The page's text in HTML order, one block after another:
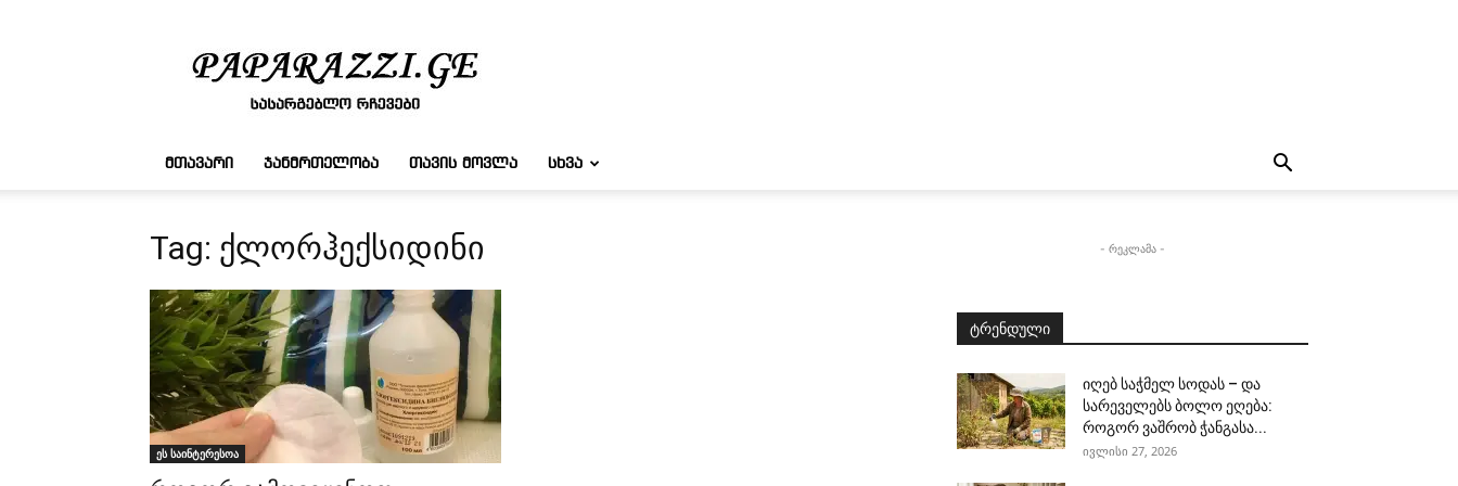
რჩევები
ᲛᲗᲐᲕᲐᲠᲘ ᲯᲐᲜᲛᲠᲗᲔᲚᲝᲑᲐ ᲗᲐᲕᲘᲡ ᲛᲝᲕᲚᲐ ᲡᲮᲕᲐ
Tag: ქლორჰექსიდინი
ეს საინტერესოა
- რეკლამა -
ტრენდული
იღებ საჭმელ სოდას – და
სარეველებს ბოლო ეღება:
როგორ ვაშრობ ჭანგასა...
ივლისი 27, 2026